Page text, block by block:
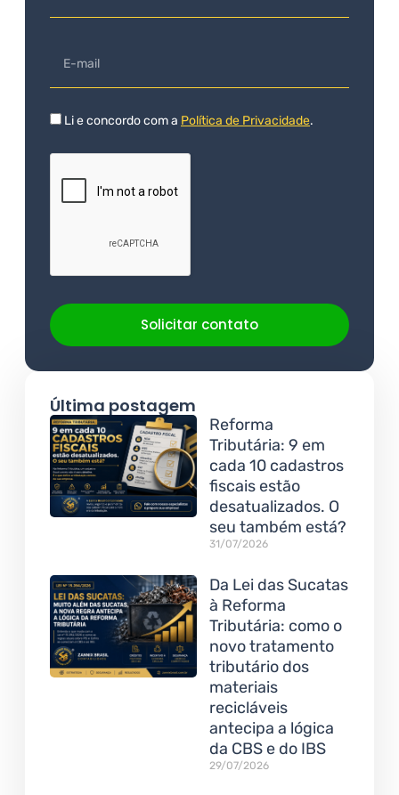
Li e concordo com a Política de Privacidade.
Solicitar contato
Última postagem
Reforma
Tributária: 9 em
cada 10 cadastros
fiscais estão
desatualizados. O
seu também está?
31/07/2026
Da Lei das Sucatas
à Reforma
Tributária: como o
novo tratamento
tributário dos
materiais
recicláveis
antecipa a lógica
da CBS e do IBS
29/07/2026